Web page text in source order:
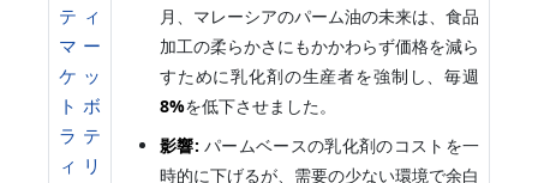
ティ
マー
ケッ
トボ
ラテ
ィリ
月、マレーシアのパーム油の未来は、食品
加工の柔らかさにもかかわらず価格を減ら
すために乳化剤の生産者を強制し、毎週
8%を低下させました。
影響: パームベースの乳化剤のコストを一
時的に下げるが、需要の少ない環境で余白